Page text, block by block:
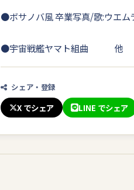
●ボサノバ風 卒業写真/歌:ウエム
●宇宙戦艦ヤマト組曲 他
シェア・登録
X でシェア LINE でシェア